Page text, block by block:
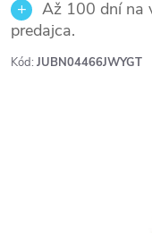
Až 100 dní na
predajca.
Kód: JUBN04466JWYGT